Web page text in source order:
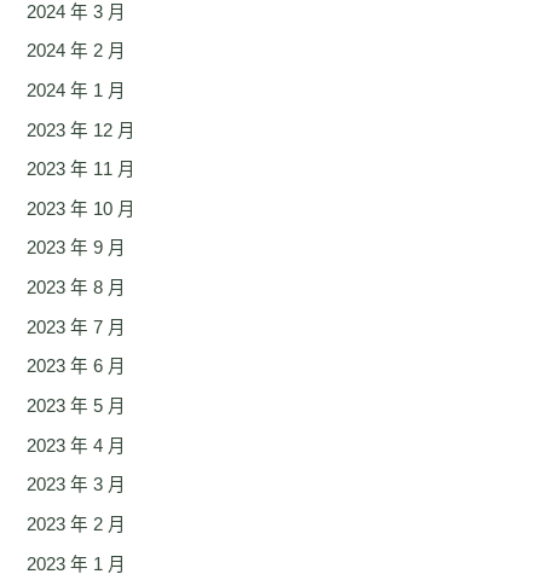
2024 年 3 月
2024 年 2 月
2024 年 1 月
2023 年 12 月
2023 年 11 月
2023 年 10 月
2023 年 9 月
2023 年 8 月
2023 年 7 月
2023 年 6 月
2023 年 5 月
2023 年 4 月
2023 年 3 月
2023 年 2 月
2023 年 1 月